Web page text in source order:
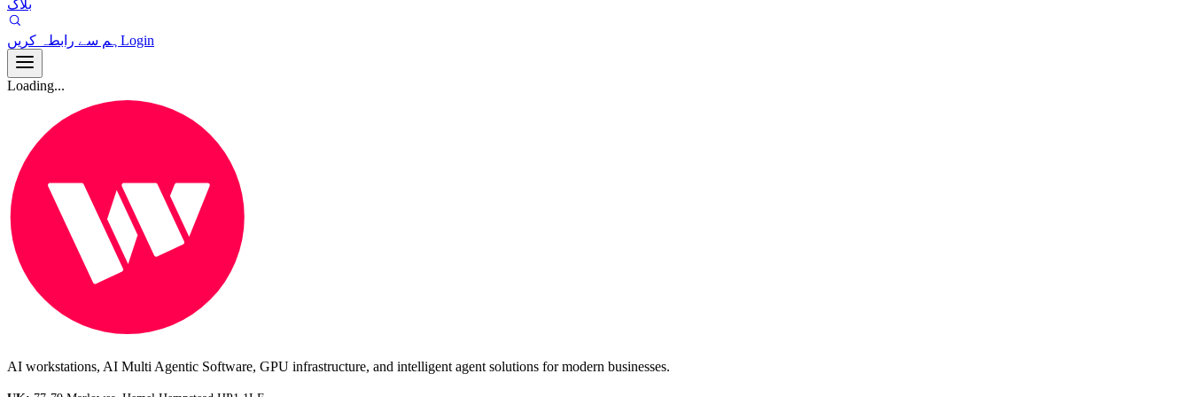
بلاگ
ہم سے رابطہ کریں Login
Loading...
AI workstations, AI Multi Agentic Software, GPU infrastructure, and intelligent agent solutions for modern businesses.